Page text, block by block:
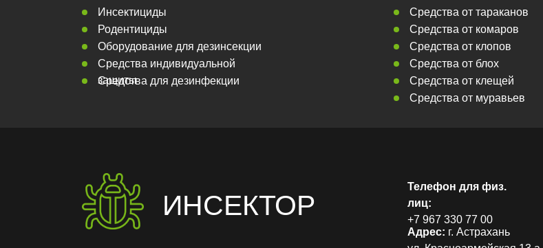
ИНСЕКТОР
Телефон для физ.
лиц:
+7 967 330 77 00
Адрес: г. Астрахань
Средства от муравьев
Средства от клещей
Средства от блох
Средства от клопов
Средства от комаров
Средства от тараканов
Средства для дезинфекции
Средства индивидуальной
защиты
Оборудование для дезинсекции
Родентициды
Инсектициды